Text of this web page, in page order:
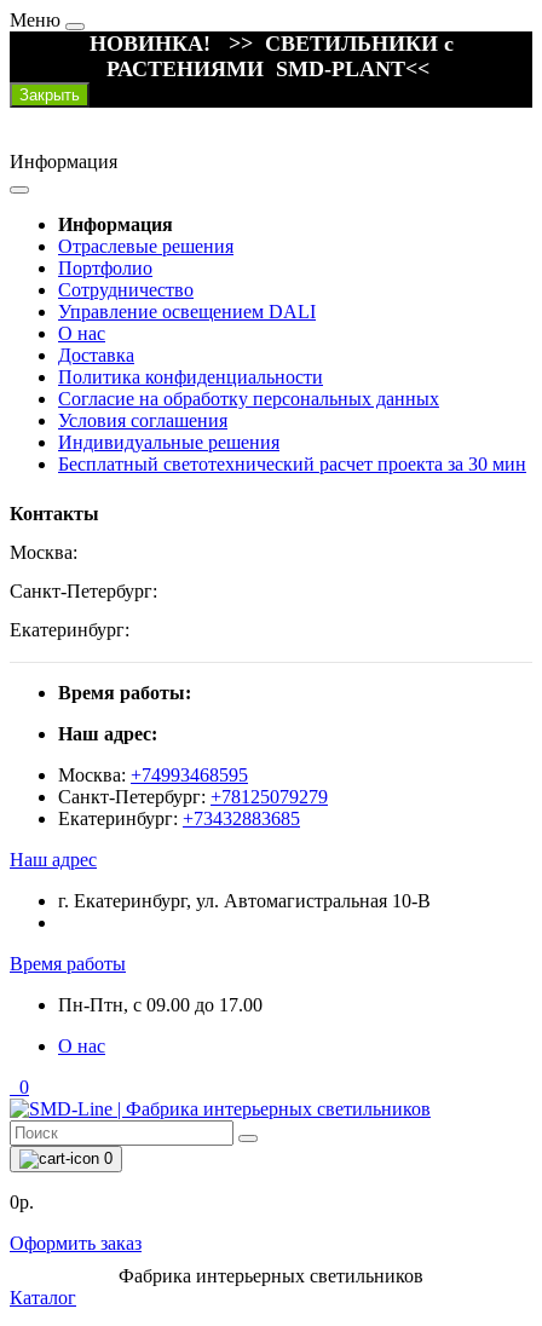
Меню
НОВИНКА! >> СВЕТИЛЬНИКИ с
РАСТЕНИЯМИ SMD-PLANT<<
Закрыть
Информация
Информация
Отраслевые решения
Портфолио
Сотрудничество
Управление освещением DALI
О нас
Доставка
Политика конфиденциальности
Согласие на обработку персональных данных
Условия соглашения
Индивидуальные решения
Бесплатный светотехнический расчет проекта за 30 мин
Контакты
Москва:
Санкт-Петербург:
Екатеринбург:
Время работы:
Наш адрес:
Москва: +74993468595
Санкт-Петербург: +78125079279
Екатеринбург: +73432883685
Наш адрес
г. Екатеринбург, ул. Автомагистральная 10-В
Время работы
Пн-Птн, с 09.00 до 17.00
О нас
0
0
0р.
Оформить заказ
Фабрика интерьерных светильников
Каталог